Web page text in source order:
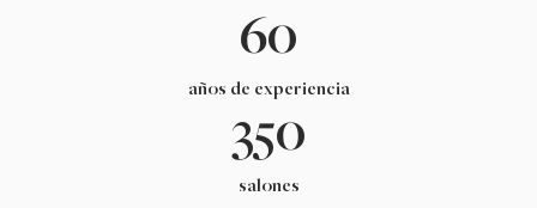
60
años de experiencia
350
salones